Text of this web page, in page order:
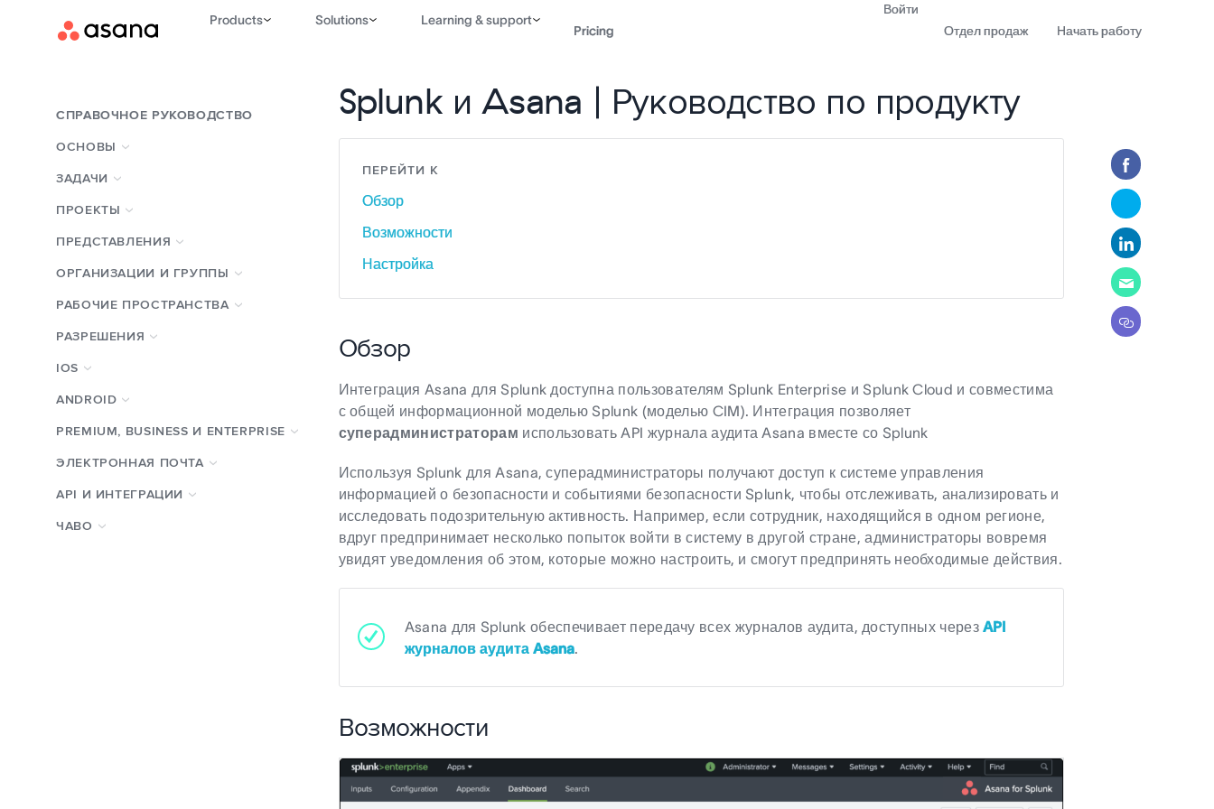
Products Solutions Learning & support
Pricing
Войти
Отдел продаж
Начать работу
Contact sales View demo Download app
СПРАВОЧНОЕ РУКОВОДСТВО
ОСНОВЫ
ЗАДАЧИ
ПРОЕКТЫ
ПРЕДСТАВЛЕНИЯ
ОРГАНИЗАЦИИ И ГРУППЫ
РАБОЧИЕ ПРОСТРАНСТВА
РАЗРЕШЕНИЯ
IOS
ANDROID
PREMIUM, BUSINESS И ENTERPRISE
ЭЛЕКТРОННАЯ ПОЧТА
API И ИНТЕГРАЦИИ
ЧАВО
Splunk и Asana | Руководство по продукту
ПЕРЕЙТИ К
Обзор
Возможности
Настройка
Обзор
Интеграция Asana для Splunk доступна пользователям Splunk Enterprise и Splunk Cloud и совместима
с общей информационной моделью Splunk (моделью CIM). Интеграция позволяет
суперадминистраторам использовать API журнала аудита Asana вместе со Splunk
Используя Splunk для Asana, суперадминистраторы получают доступ к системе управления
информацией о безопасности и событиями безопасности Splunk, чтобы отслеживать, анализировать и
исследовать подозрительную активность. Например, если сотрудник, находящийся в одном регионе,
вдруг предпринимает несколько попыток войти в систему в другой стране, администраторы вовремя
увидят уведомления об этом, которые можно настроить, и смогут предпринять необходимые действия.
Asana для Splunk обеспечивает передачу всех журналов аудита, доступных черезAPI
журналов аудита Asana.
Возможности